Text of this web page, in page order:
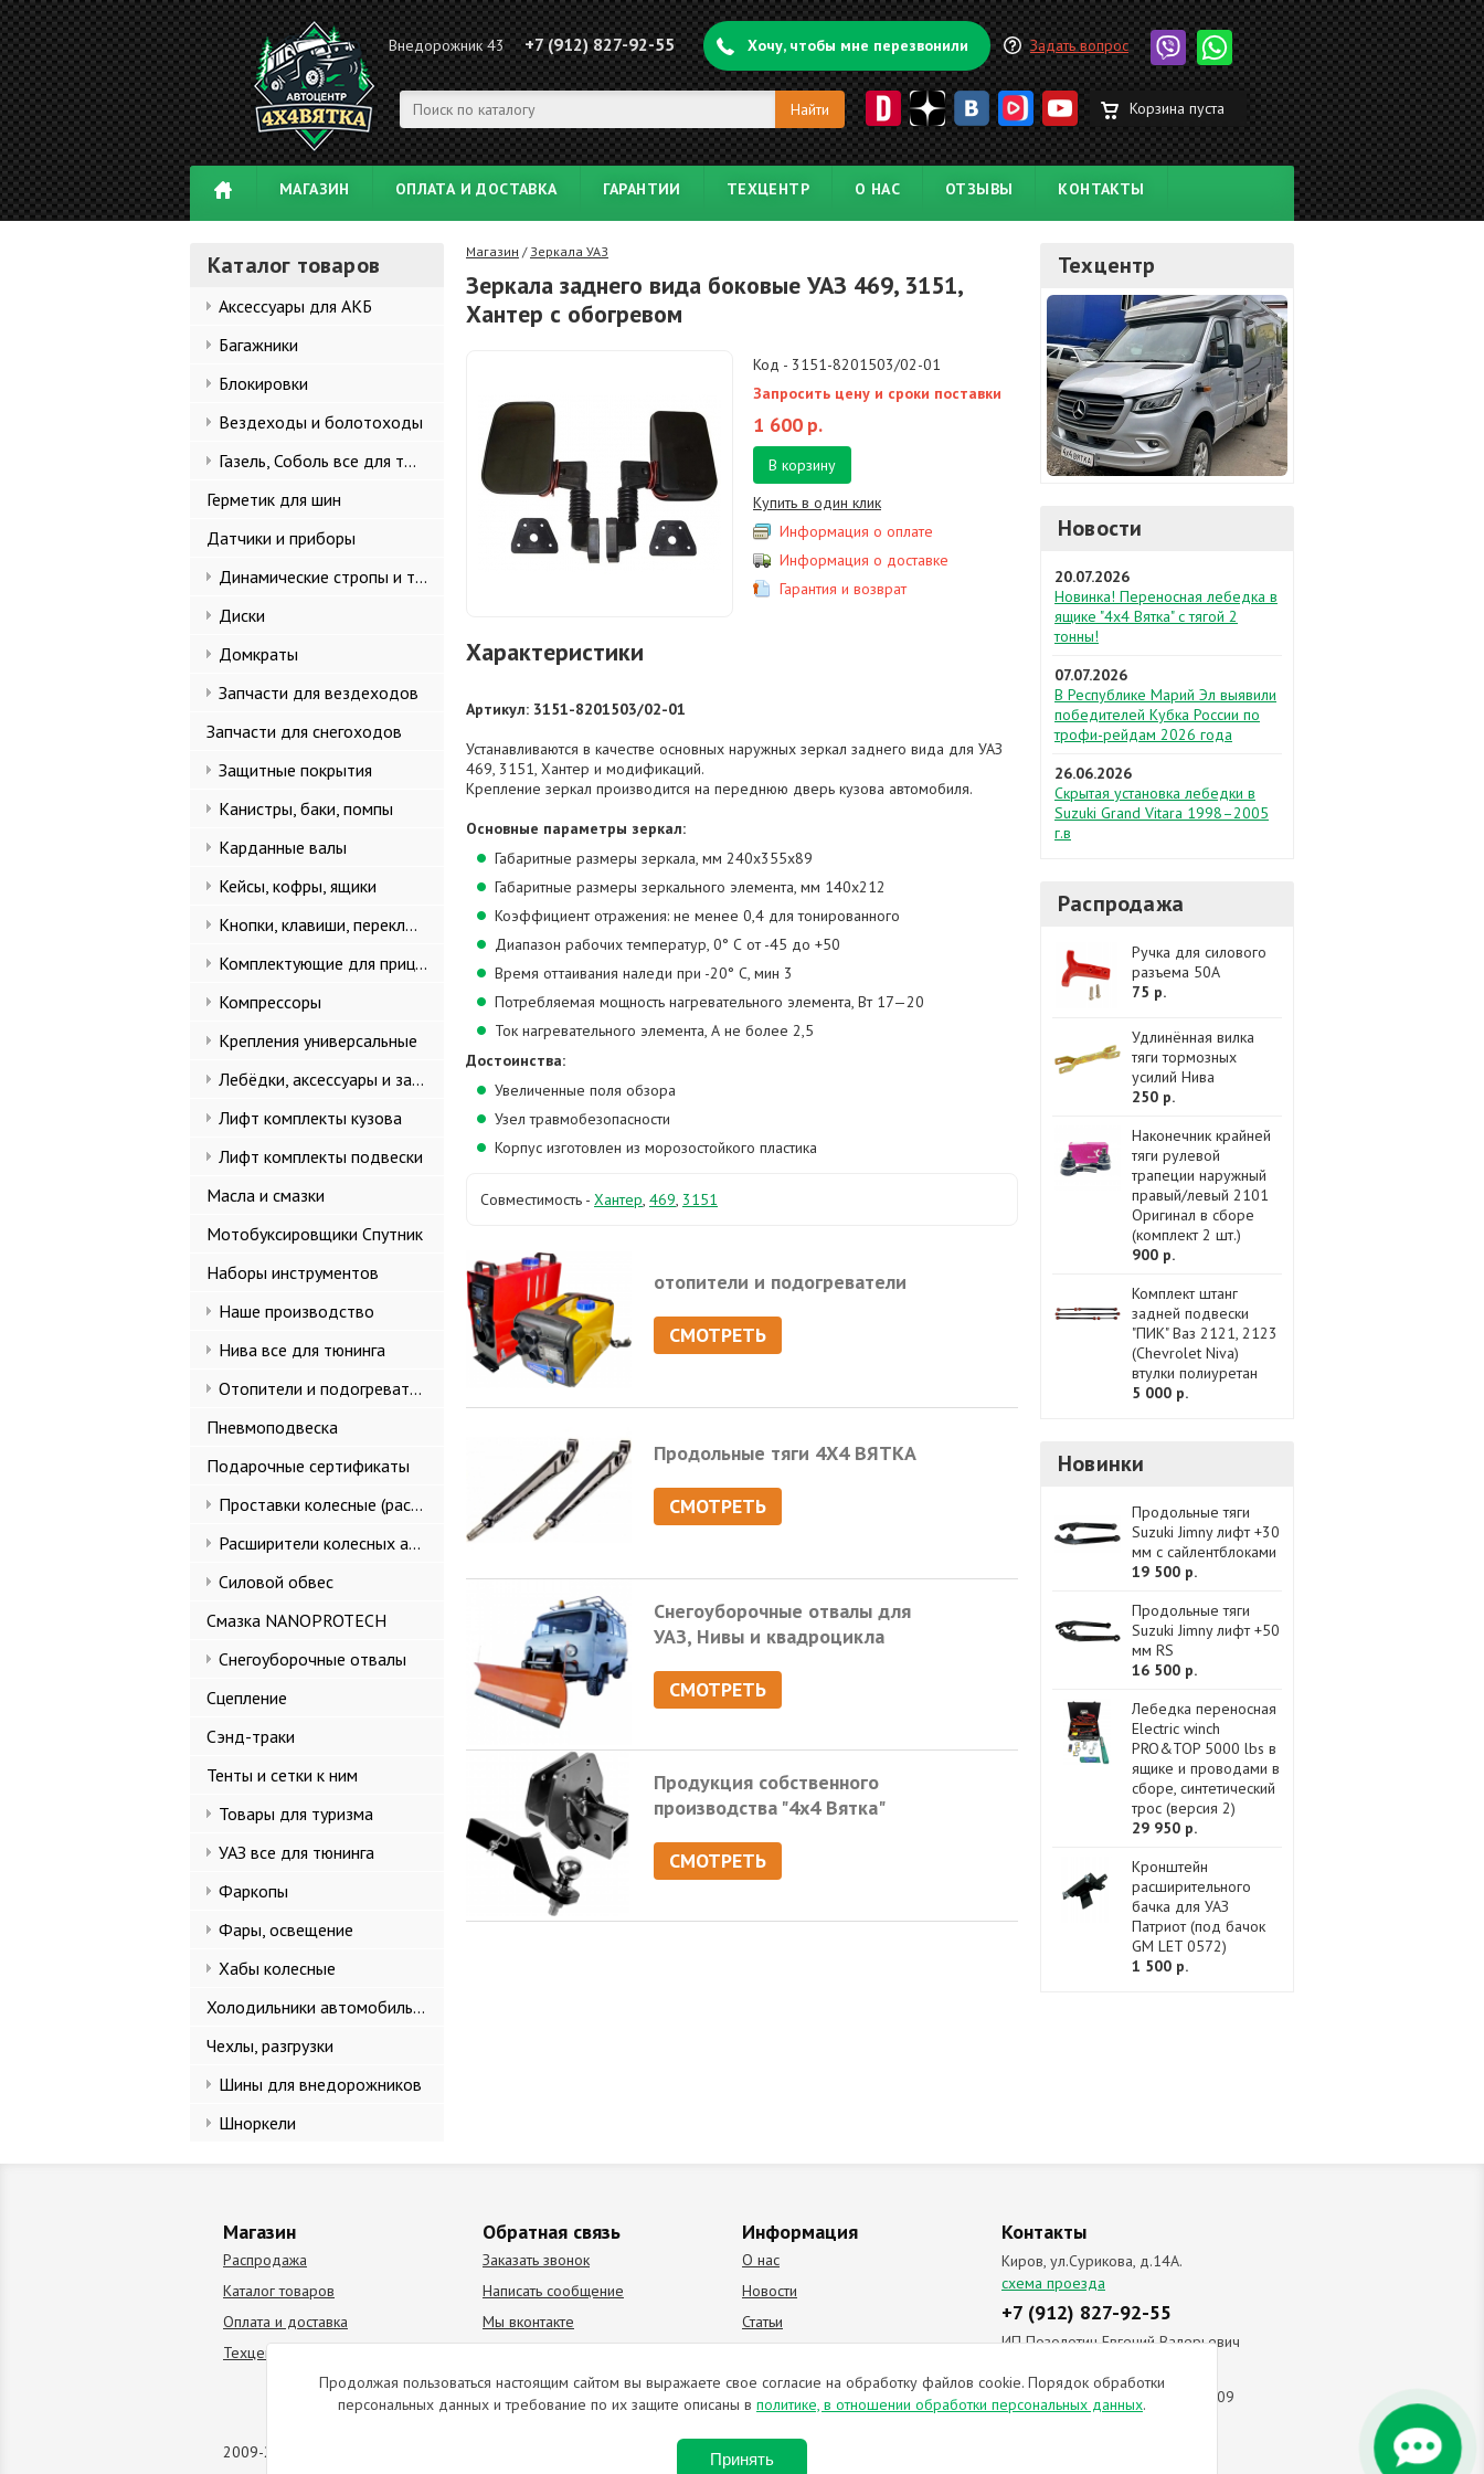
Внедорожник 43 +7 (912) 827-92-55 Хочу, чтобы мне перезвонили Задать вопрос
Корзина пуста
МАГАЗИН ОПЛАТА И ДОСТАВКА ГАРАНТИИ ТЕХЦЕНТР О НАС ОТЗЫВЫ КОНТАКТЫ
Каталог товаров
Аксессуары для АКБ
Багажники
Блокировки
Вездеходы и болотоходы
Газель, Соболь все для тюнинга
Герметик для шин
Датчики и приборы
Динамические стропы и такелаж
Диски
Домкраты
Запчасти для вездеходов
Запчасти для снегоходов
Защитные покрытия
Канистры, баки, помпы
Карданные валы
Кейсы, кофры, ящики
Кнопки, клавиши, переключатели
Комплектующие для прицепов
Компрессоры
Крепления универсальные
Лебёдки, аксессуары и запчасти
Лифт комплекты кузова
Лифт комплекты подвески
Масла и смазки
Мотобуксировщики Спутник
Наборы инструментов
Наше производство
Нива все для тюнинга
Отопители и подогреватели
Пневмоподвеска
Подарочные сертификаты
Проставки колесные (расширители колеи)
Расширители колесных арок и брызговики
Силовой обвес
Смазка NANOPROTECH
Снегоуборочные отвалы
Сцепление
Сэнд-траки
Тенты и сетки к ним
Товары для туризма
УАЗ все для тюнинга
Фаркопы
Фары, освещение
Хабы колесные
Холодильники автомобильные
Чехлы, разгрузки
Шины для внедорожников
Шноркели
Магазин / Зеркала УАЗ
Зеркала заднего вида боковые УАЗ 469, 3151,
Хантер с обогревом
Код - 3151-8201503/02-01
Запросить цену и сроки поставки
1 600 р.
В корзину
Купить в один клик
Информация о оплате
Информация о доставке
Гарантия и возврат
Характеристики
Артикул: 3151-8201503/02-01
Устанавливаются в качестве основных наружных зеркал заднего вида для УАЗ
469, 3151, Хантер и модификаций.
Крепление зеркал производится на переднюю дверь кузова автомобиля.
Основные параметры зеркал:
Габаритные размеры зеркала, мм 240х355х89
Габаритные размеры зеркального элемента, мм 140х212
Коэффициент отражения: не менее 0,4 для тонированного
Диапазон рабочих температур, 0° С от -45 до +50
Время оттаивания наледи при -20° С, мин 3
Потребляемая мощность нагревательного элемента, Вт 17—20
Ток нагревательного элемента, А не более 2,5
Достоинства:
Увеличенные поля обзора
Узел травмобезопасности
Корпус изготовлен из морозостойкого пластика
Совместимость - Хантер, 469, 3151
отопители и подогреватели
СМОТРЕТЬ
Продольные тяги 4Х4 ВЯТКА
СМОТРЕТЬ
Снегоуборочные отвалы для
УАЗ, Нивы и квадроцикла
СМОТРЕТЬ
Продукция собственного
производства "4х4 Вятка"
СМОТРЕТЬ
Техцентр
Новости
20.07.2026
Новинка! Переносная лебедка в
ящике "4х4 Вятка" с тягой 2
тонны!
07.07.2026
В Республике Марий Эл выявили
победителей Кубка России по
трофи-рейдам 2026 года
26.06.2026
Скрытая установка лебедки в
Suzuki Grand Vitara 1998–2005
г.в
Распродажа
Ручка для силового
разъема 50А
75 р.
Удлинённая вилка
тяги тормозных
усилий Нива
250 р.
Наконечник крайней
тяги рулевой
трапеции наружный
правый/левый 2101
Оригинал в сборе
(комплект 2 шт.)
900 р.
Комплект штанг
задней подвески
"ПИК" Ваз 2121, 2123
(Chevrolet Niva)
втулки полиуретан
5 000 р.
Новинки
Продольные тяги
Suzuki Jimny лифт +30
мм с сайлентблоками
19 500 р.
Продольные тяги
Suzuki Jimny лифт +50
мм RS
16 500 р.
Лебедка переносная
Electric winch
PRO&TOP 5000 lbs в
ящике и проводами в
сборе, синтетический
трос (версия 2)
29 950 р.
Кронштейн
расширительного
бачка для УАЗ
Патриот (под бачок
GM LET 0572)
1 500 р.
Магазин
Распродажа
Каталог товаров
Оплата и доставка
Техцентр
Обратная связь
Заказать звонок
Написать сообщение
Мы вконтакте
Информация
О нас
Новости
Статьи
Контакты
Киров, ул.Сурикова, д.14А.
схема проезда
+7 (912) 827-92-55
ИП Позолотин Евгений Валерьевич
ИНН 434537218055 / ОГРН ИП
309434505600123 от 25.02.2009
2009-2026 © Все права защищены. Копирование материалов запрещено. Отправляя любую форму на сайте, вы соглашаетесь с
Продолжая пользоваться настоящим сайтом вы выражаете свое согласие на обработку файлов cookie. Порядок обработки
персональных данных и требование по их защите описаны в политике, в отношении обработки персональных данных.
Принять